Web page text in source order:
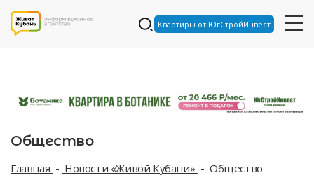
Квартиры от ЮгСтройИнвест
Общество
Главная Новости «Живой Кубани» Общество